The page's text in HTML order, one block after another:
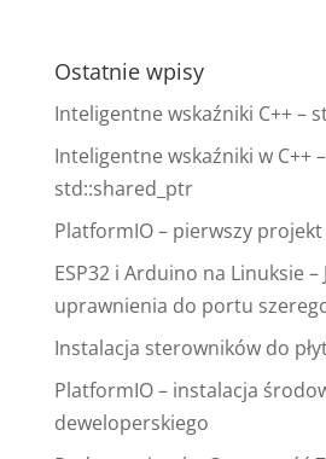
Ostatnie wpisy
Inteligentne wskaźniki C++ –
Inteligentne wskaźniki w C++
std::shared_ptr
PlatformIO – pierwszy
ESP32 i Arduino na Linuksie –
uprawnienia do portu
Instalacja sterowników do
PlatformIO – instalacja
deweloperskiego